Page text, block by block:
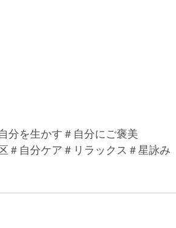
分を生かす＃自分にご褒美
＃自分ケア＃リラックス＃星詠み